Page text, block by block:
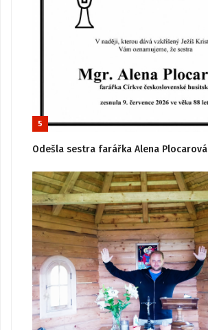
5
Odešla sestra farářka Alena Plocarová